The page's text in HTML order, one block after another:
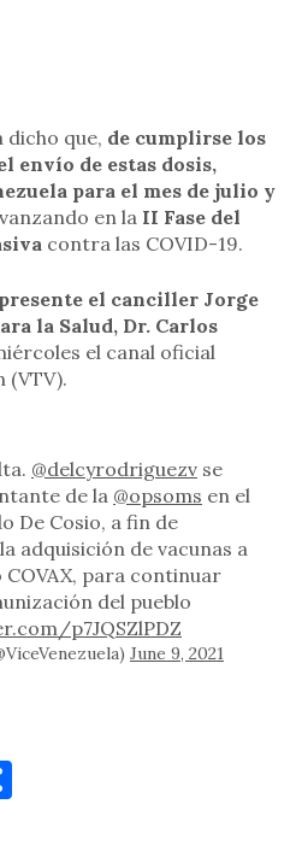
dicho que, de cumplirse los
envío de estas dosis,
para el mes de julio y
en la II Fase del
contra las COVID-19.
el canciller Jorge
la Salud, Dr. Carlos
el canal oficial
(VTV).
@delcyrodriguezv se
de la @opsoms en el
De Cosio, a fin de
adquisición de vacunas a
para continuar
del pueblo
p7JQSZlPDZ
June 9, 2021